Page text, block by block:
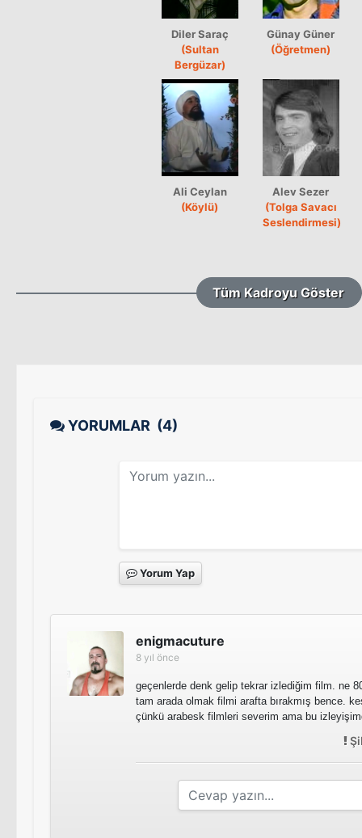
Diler Saraç
(Sultan
Bergüzar)
Günay Güner
(Öğretmen)
Ali Ceylan
(Köylü)
Alev Sezer
(Tolga Savacı
Seslendirmesi)
Tüm Kadroyu Göster
YORUMLAR (4)
Yorum Yap
enigmacuture
8 yıl önce
geçenlerde denk gelip tekrar izlediğim film. ne
tam arada olmak filmi arafta bırakmış bence.
çünkü arabesk filmleri severim ama bu